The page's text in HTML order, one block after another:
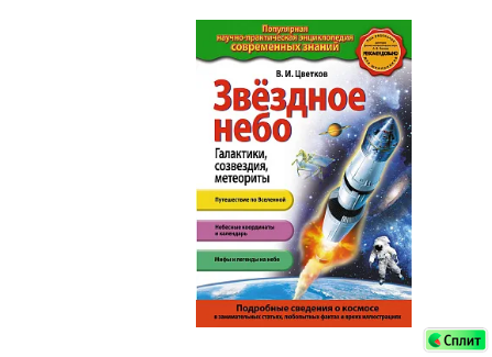
Монокуляры
Приборы ночного видения
Фотогаджеты
Метеостанции, барометры, часы
Discovery (Дискавери)